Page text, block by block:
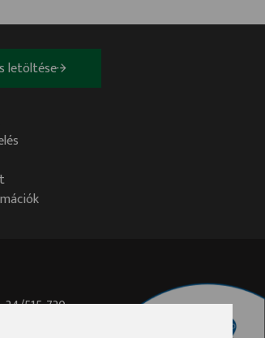
letöltése
515-730